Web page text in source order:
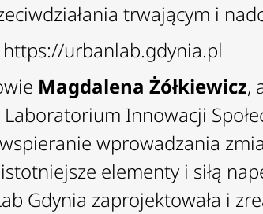
trwającym i
https://urbanlab.gdynia.pl
Magdalena Żółkiewicz,
Innowacji
wprowadzania
elementy i siłą
Gdynia zaprojektowała i